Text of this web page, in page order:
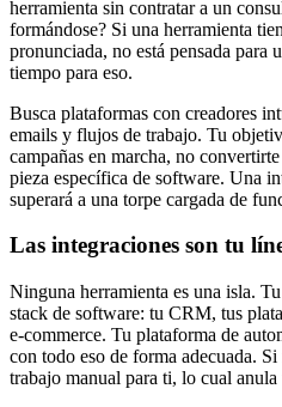
herramienta sin contratar a un
formándose? Si una herramienta
pronunciada, no está pensada para
tiempo para eso.
Busca plataformas con creadores
emails y flujos de trabajo. Tu
campañas en marcha, no
pieza específica de software. Una
superará a una torpe cargada de
Las integraciones son tu
Ninguna herramienta es una isla.
stack de software: tu CRM, tus
e-commerce. Tu plataforma de
con todo eso de forma adecuada.
trabajo manual para ti, lo cual